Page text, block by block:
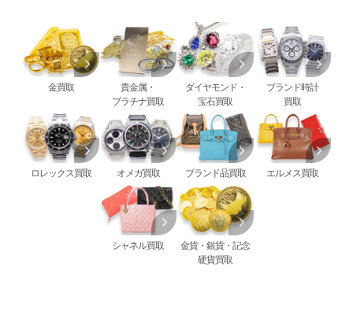
金買取
貴金属・
プラチナ買取
ダイヤモンド・
宝石買取
ブランド時計
買取
ロレックス買取 オメガ買取 ブランド品買取 エルメス買取
シャネル買取
金貨・銀貨・記念
硬貨買取